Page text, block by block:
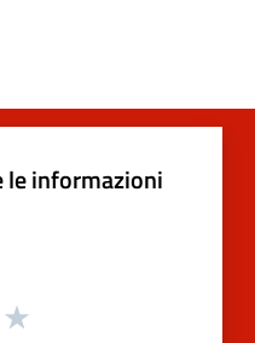
le informazioni